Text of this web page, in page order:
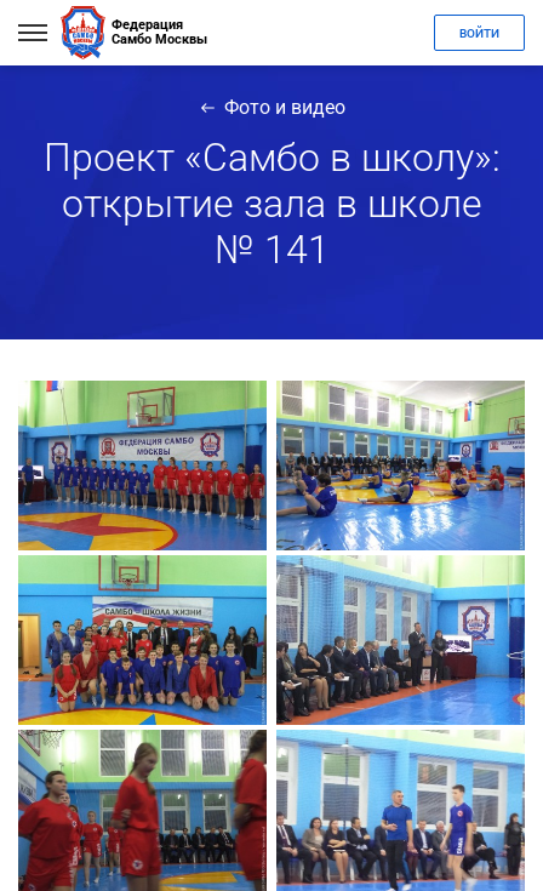
Федерация
Самбо Москвы
ВОЙТИ
Фото и видео
Проект «Самбо в школу»:
открытие зала в школе
№ 141